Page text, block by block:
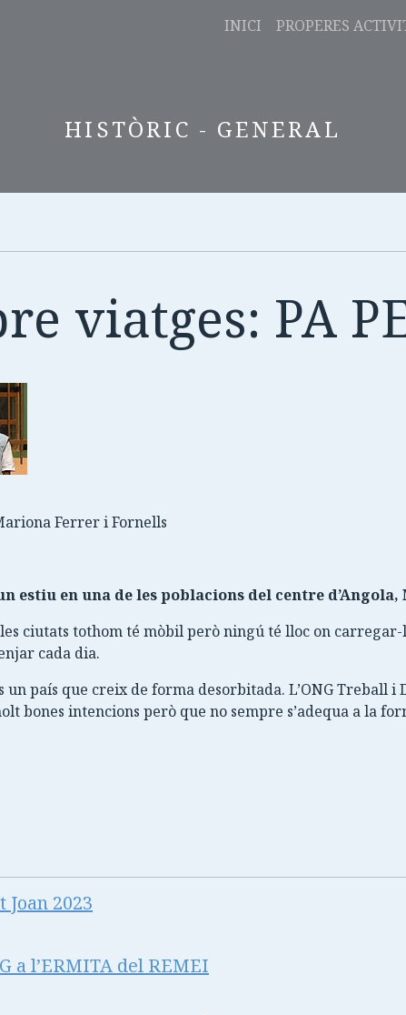
INICI PROPERES
HISTÒRIC - GENERAL
viatges: PA
Ferrer i Fornells
estiu en una de les poblacions del centre d’Angola,
ciutats tothom té mòbil però ningú té lloc on
cada dia.
país que creix de forma desorbitada. L’ONG Treball
bones intencions però que no sempre s’adequa a la
Joan 2023
a l’ERMITA del REMEI